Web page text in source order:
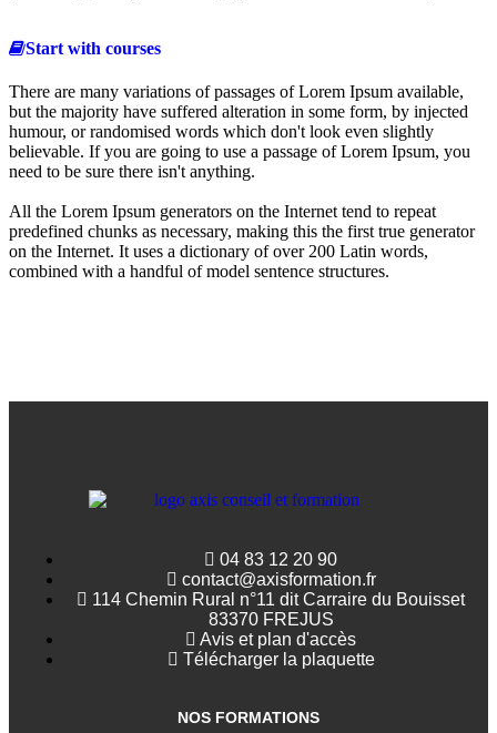
Start with courses
There are many variations of passages of Lorem Ipsum available,
but the majority have suffered alteration in some form, by injected
humour, or randomised words which don't look even slightly
believable. If you are going to use a passage of Lorem Ipsum, you
need to be sure there isn't anything.
All the Lorem Ipsum generators on the Internet tend to repeat
predefined chunks as necessary, making this the first true generator
on the Internet. It uses a dictionary of over 200 Latin words,
combined with a handful of model sentence structures.
04 83 12 20 90
contact@axisformation.fr
114 Chemin Rural n°11 dit Carraire du Bouisset
83370 FREJUS
Avis et plan d'accès
Télécharger la plaquette
NOS FORMATIONS